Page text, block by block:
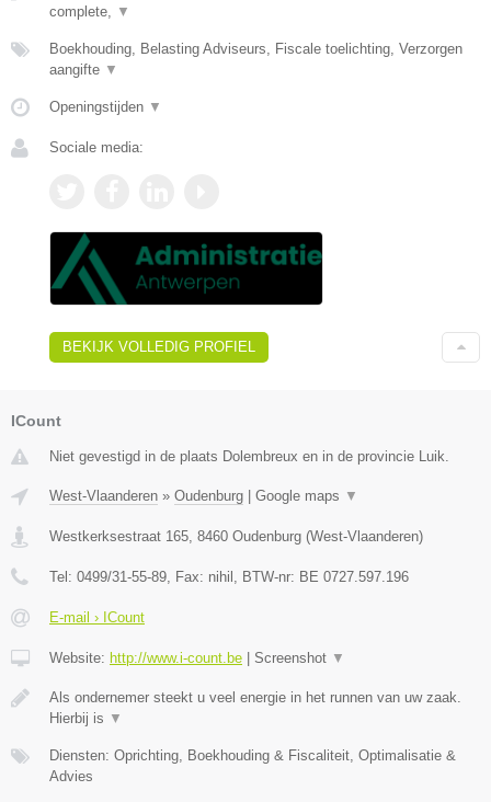
complete, ▼
Boekhouding, Belasting Adviseurs, Fiscale toelichting, Verzorgen
aangifte ▼
Openingstijden ▼
Sociale media:
BEKIJK VOLLEDIG PROFIEL
ICount
Niet gevestigd in de plaats Dolembreux en in de provincie Luik.
West-Vlaanderen » Oudenburg Google maps ▼
Westkerksestraat 165, 8460 Oudenburg (West-Vlaanderen)
Tel: 0499/31-55-89, Fax: nihil , BTW-nr: BE 0727.597.196
E-mail › ICount
Website: http://www.i-count.be Screenshot ▼
Als ondernemer steekt u veel energie in het runnen van uw zaak.
Hierbij is ▼
Diensten: Oprichting, Boekhouding & Fiscaliteit, Optimalisatie &
Advies